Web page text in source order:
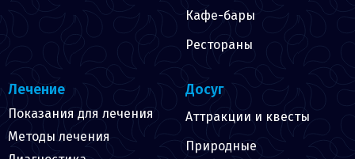
Кафе-бары
Рестораны
Лечение
Показания для лечения
Методы лечения
Досуг
Аттракции и квесты
Природные